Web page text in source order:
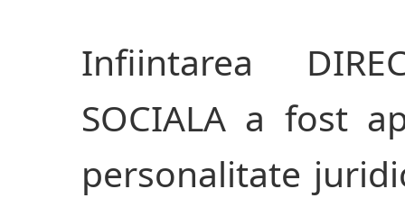
Infiintarea
SOCIALA a fost
personalitate